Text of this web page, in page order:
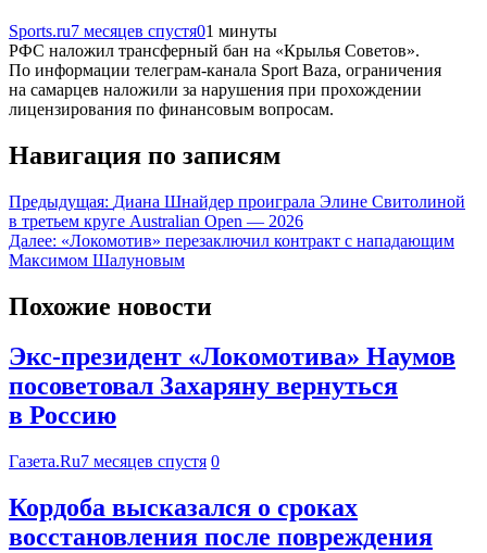
Sports.ru7 месяцев спустя01 минуты
РФС наложил трансферный бан на «Крылья Советов».
По информации телеграм-канала Sport Baza, ограничения
на самарцев наложили за нарушения при прохождении
лицензирования по финансовым вопросам.
Навигация по записям
Предыдущая: Диана Шнайдер проиграла Элине Свитолиной
в третьем круге Australian Open — 2026
Далее: «Локомотив» перезаключил контракт с нападающим
Максимом Шалуновым
Похожие новости
Экс-президент «Локомотива» Наумов
посоветовал Захаряну вернуться
в Россию
Газета.Ru7 месяцев спустя 0
Кордоба высказался о сроках
восстановления после повреждения